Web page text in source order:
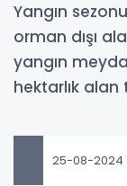
Yangın
orman dışı
yangın
hektarlık
25-08-2024